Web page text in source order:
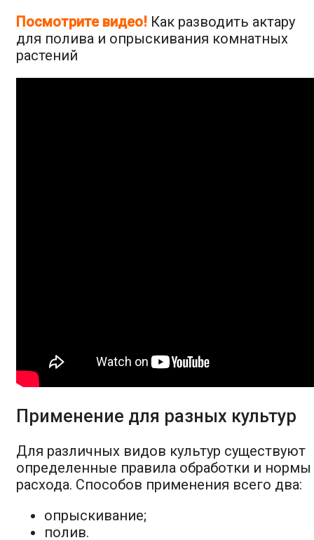
Посмотрите видео! Как разводить актару
для полива и опрыскивания комнатных
растений
Применение для разных культур
Для различных видов культур существуют
определенные правила обработки и нормы
расхода. Способов применения всего два:
опрыскивание;
полив.